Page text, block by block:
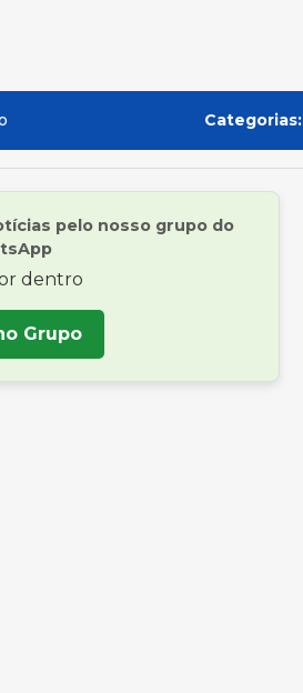
Categorias:
pelo nosso grupo do
dentro
Grupo